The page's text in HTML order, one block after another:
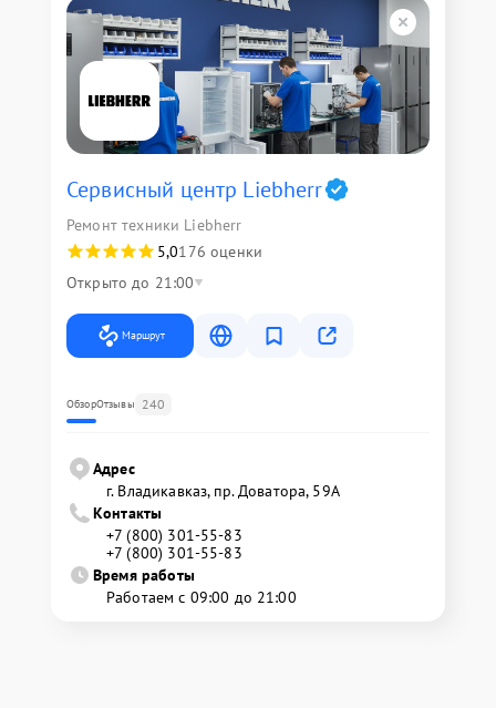
Сервисный центр Liebherr
Ремонт техники Liebherr
5,0176 оценки
Открыто до 21:00
Маршрут
ОбзорОтзывы 240
Адрес
г. Владикавказ, пр. Доватора, 59А
Контакты
+7 (800) 301-55-83
+7 (800) 301-55-83
Время работы
Работаем с 09:00 до 21:00